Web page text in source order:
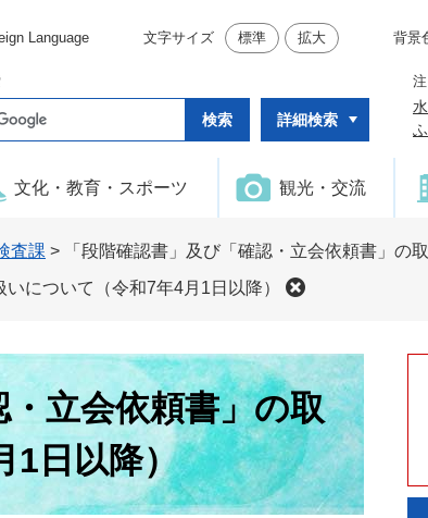
Language 文字サイズ 標準 拡大 背景
詳細検索
文化・教育・スポーツ 観光・交流
査課 > 「段階確認書」及び「確認・立会依頼書」の
について（令和7年4月1日以降）
・立会依頼書」の取
1日以降）